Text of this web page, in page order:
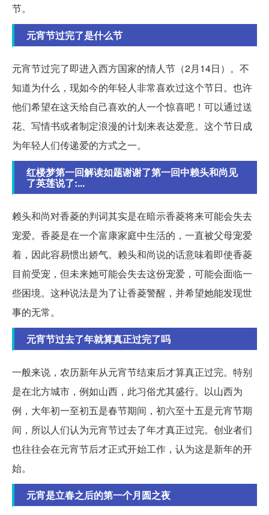
节。
元宵节过完了是什么节
元宵节过完了即进入西方国家的情人节（2月14日）。不
知道为什么，现如今的年轻人非常喜欢过这个节日。也许
他们希望在这天给自己喜欢的人一个惊喜吧！可以通过送
花、写情书或者制定浪漫的计划来表达爱意。这个节日成
为年轻人们传递爱的方式之一。
红楼梦第一回解读如题谢谢了第一回中赖头和尚见
了英莲说了:...
赖头和尚对香菱的判词其实是在暗示香菱将来可能会失去
宠爱。香菱是在一个富康家庭中生活的，一直被父母宠爱
着，因此容易惯出娇气。赖头和尚说的话意味着即使香菱
目前受宠，但未来她可能会失去这份宠爱，可能会面临一
些困境。这种说法是为了让香菱警醒，并希望她能发现世
事的无常。
元宵节过去了年就算真正过完了吗
一般来说，农历新年从元宵节结束后才算真正过完。特别
是在北方城市，例如山西，此习俗尤其盛行。以山西为
例，大年初一至初五是春节期间，初六至十五是元宵节期
间，所以人们认为元宵节过去了年才真正过完。创业者们
也往往会在元宵节后才正式开始工作，认为这是新年的开
始。
元宵是立春之后的第一个月圆之夜